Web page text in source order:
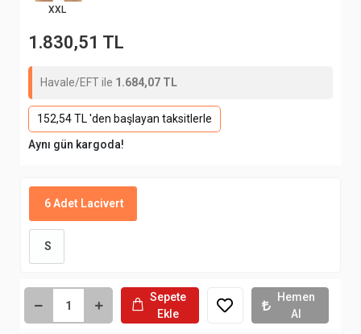
XXL
1.830,51 TL
Havale/EFT ile 1.684,07 TL
152,54 TL 'den başlayan taksitlerle
Aynı gün kargoda!
6 Adet Lacivert
S
Sepete
Ekle
Hemen
Al